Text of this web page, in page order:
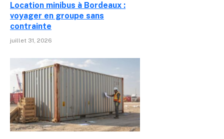
Location minibus à Bordeaux :
voyager en groupe sans
contrainte
juillet 31, 2026